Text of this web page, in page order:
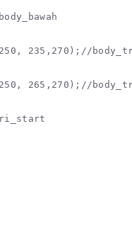
235,270);//
265,270);//